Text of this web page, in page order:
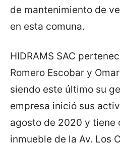
de mantenimiento de
en esta comuna.
HIDRAMS SAC
Romero Escobar y
siendo este último su
empresa inició sus
agosto de 2020 y tiene
inmueble de la Av. Los